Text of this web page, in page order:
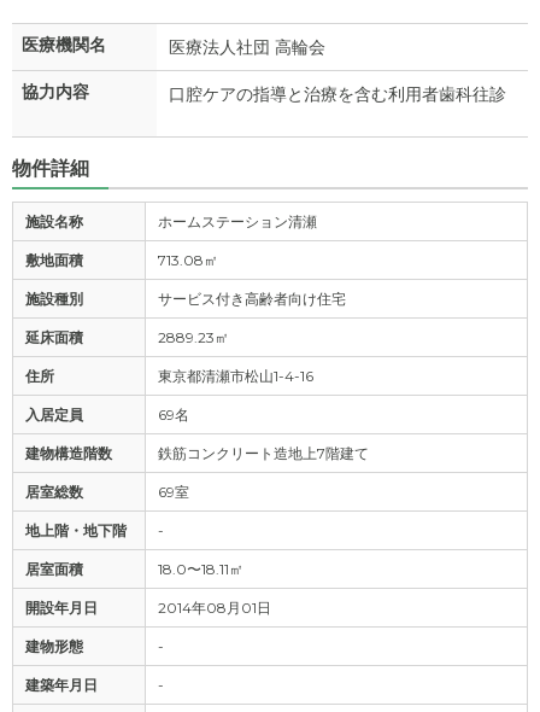
医療機関名 医療法人社団 高輪会
協力内容 口腔ケアの指導と治療を含む利用者歯科往診
物件詳細
施設名称 ホームステーション清瀬
敷地面積 713.08㎡
施設種別 サービス付き高齢者向け住宅
延床面積 2889.23㎡
住所 東京都清瀬市松山1-4-16
入居定員 69名
建物構造階数 鉄筋コンクリート造地上7階建て
居室総数 69室
地上階・地下階 -
居室面積 18.0〜18.11㎡
開設年月日 2014年08月01日
建物形態 -
建築年月日 -